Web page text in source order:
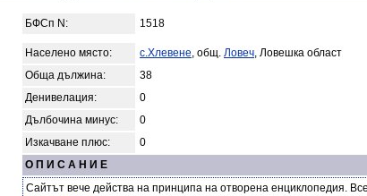
БФСп N: 1518
Населено място: с.Хлевене, общ. Ловеч, Ловешка област
Обща дължина:
38
Денивелация:
0
Дълбочина минус:
0
Изкачване плюс:
0
О П И С А Н И Е
Сайтът вече действа на принципа на отворена енциклопедия.